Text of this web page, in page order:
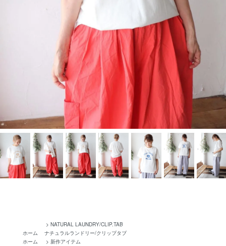
ホーム
> NATURAL LAUNDRY/CLIP.TAB
ナチュラルランドリー/クリップタブ
ホーム
> 新作アイテム